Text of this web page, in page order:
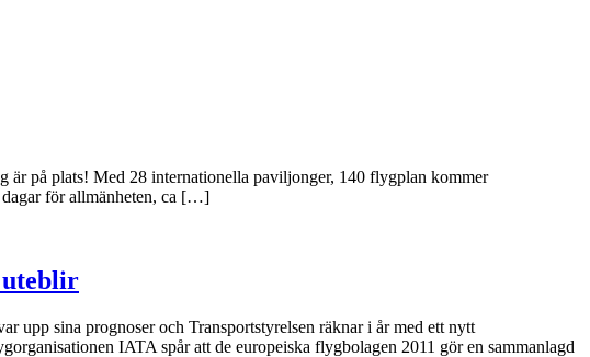
är på plats! Med 28 internationella paviljonger, 140 flygplan kommer
dagar för allmänheten, ca […]
uteblir
sina prognoser och Transportstyrelsen räknar i år med ett nytt
IATA spår att de europeiska flygbolagen 2011 gör en sammanlagd